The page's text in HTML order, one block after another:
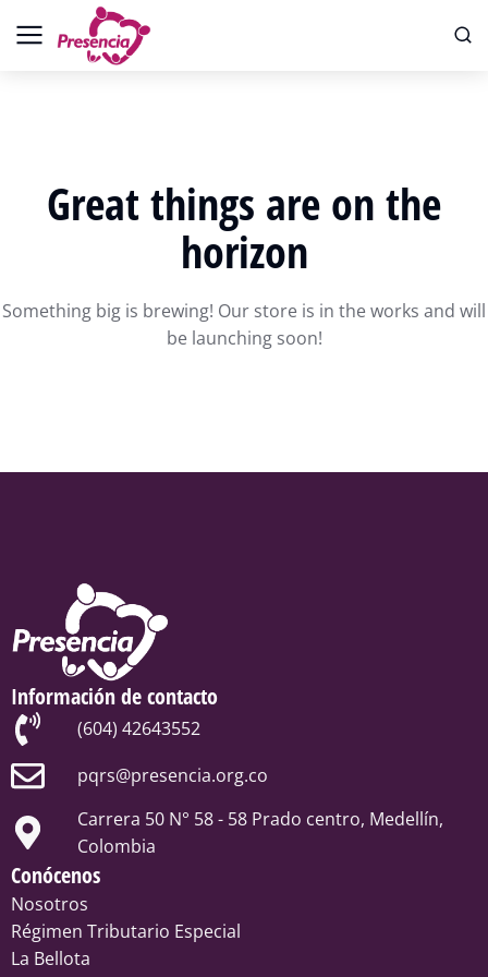
Great things are on the
horizon
Something big is brewing! Our store is in the works and will
be launching soon!
Información de contacto
(604) 42643552
pqrs@presencia.org.co
Carrera 50 N° 58 - 58 Prado centro, Medellín,
Colombia
Conócenos
Nosotros
Régimen Tributario Especial
La Bellota